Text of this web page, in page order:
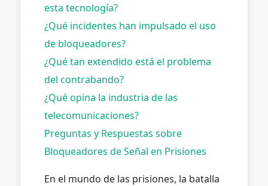
esta tecnología?
¿Qué incidentes han impulsado el uso
de bloqueadores?
¿Qué tan extendido está el problema
del contrabando?
¿Qué opina la industria de las
telecomunicaciones?
Preguntas y Respuestas sobre
Bloqueadores de Señal en Prisiones
En el mundo de las prisiones, la batalla